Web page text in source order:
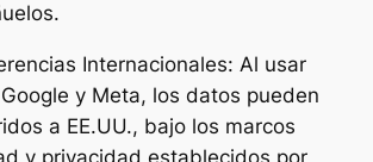
Internacionales: Al usar
y Meta, los datos pueden
a EE.UU., bajo los marcos
y privacidad establecidos por